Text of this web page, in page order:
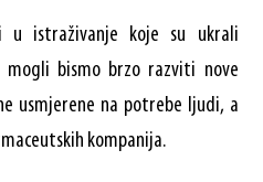
u istraživanje koje su ukrali
bismo brzo razviti nove
usmjerene na potrebe ljudi, a
kompanija.